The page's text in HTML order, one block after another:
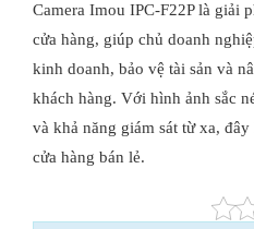
Camera Imou IPC-F22P là giải
cửa hàng, giúp chủ doanh
kinh doanh, bảo vệ tài sản và
khách hàng. Với hình ảnh sắc
và khả năng giám sát từ xa,
cửa hàng bán lẻ.